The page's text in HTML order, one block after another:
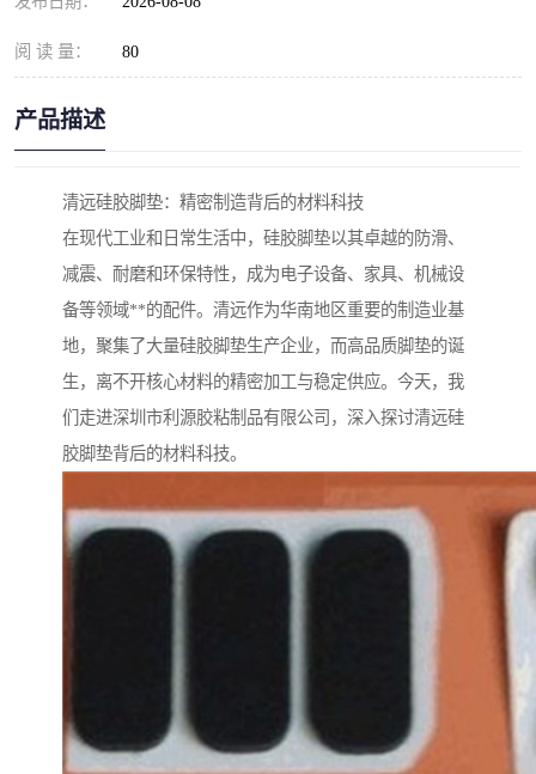
阅 读 量： 80
产品描述
清远硅胶脚垫：精密制造背后的材料科技
在现代工业和日常生活中，硅胶脚垫以其卓越的防滑、
减震、耐磨和环保特性，成为电子设备、家具、机械设
备等领域**的配件。清远作为华南地区重要的制造业基
地，聚集了大量硅胶脚垫生产企业，而高品质脚垫的诞
生，离不开核心材料的精密加工与稳定供应。今天，我
们走进深圳市利源胶粘制品有限公司，深入探讨清远硅
胶脚垫背后的材料科技。